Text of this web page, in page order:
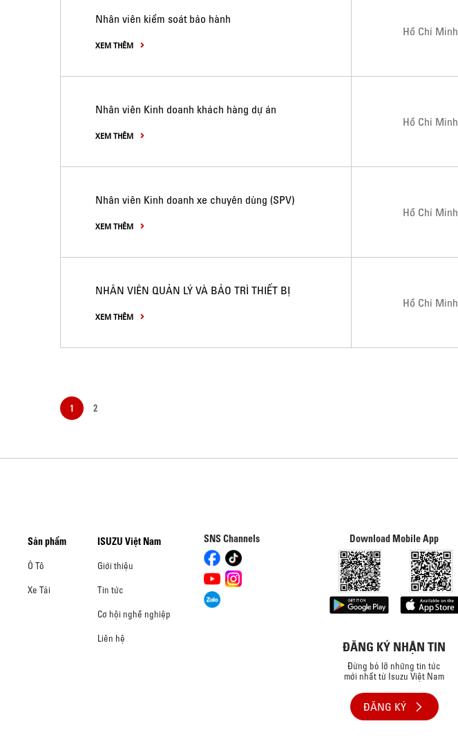
Nhân viên kiểm soát bảo hành
XEM THÊM
Hồ Chí Minh
Nhân viên Kinh doanh khách hàng dự án
XEM THÊM
Hồ Chí Minh
Nhân viên Kinh doanh xe chuyên dùng (SPV)
XEM THÊM
Hồ Chí Minh
NHÂN VIÊN QUẢN LÝ VÀ BẢO TRÌ THIẾT BỊ
XEM THÊM
Hồ Chí Minh
1 2
Sản phẩm
Ô Tô
Xe Tải
ISUZU Việt Nam
Giới thiệu
Tin tức
Cơ hội nghề nghiệp
Liên hệ
SNS Channels Download Mobile App
ĐĂNG KÝ NHẬN TIN
Đừng bỏ lỡ những tin tức
mới nhất từ Isuzu Việt Nam
ĐĂNG KÝ